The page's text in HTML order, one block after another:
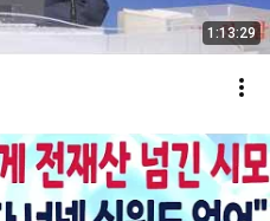
1:13:29